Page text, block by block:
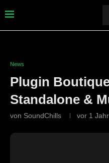
News
Plugin
Standalone &
von SoundChills vor 1 Jahr